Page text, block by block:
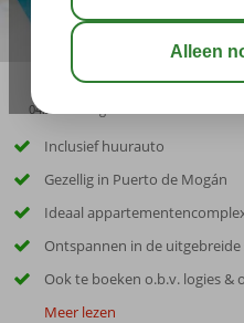
04:20
Inclusief huurauto
Gezellig in Puerto de Mogán
Ideaal
Ontspannen in de uitgebreide
Ook te boeken o.b.v. logies
Meer lezen